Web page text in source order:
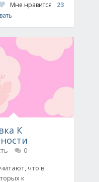
Мне нравится
23
К
0
что в
к